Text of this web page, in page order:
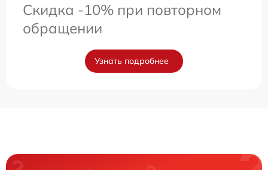
Скидка -10% при повторном
обращении
Узнать подробнее